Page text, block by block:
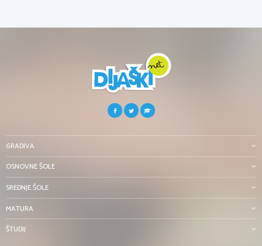
GRADIVA
OSNOVNE ŠOLE
SREDNJE ŠOLE
MATURA
ŠTUDIJ